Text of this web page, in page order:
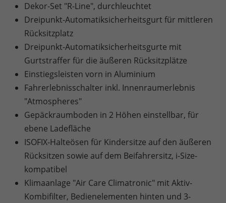
Dekor-Set "R-Line", durchleuchtet
Dreipunkt-Automatiksicherheitsgurt für mittleren
Rücksitzplatz
Dreipunkt-Automatiksicherheitsgurte mit
Gurtstraffer für die äußeren Rücksitzplätze
Einstiegsleisten vorn in Aluminium
Fahrerlebnisschalter inkl. Innenraumerlebnis
"Atmospheres"
Gepäckraumboden in 2 Höhen einstellbar, für
ebene Ladefläche
ISOFIX-Halteösen für Kindersitze auf den äußeren
Rücksitzen sowie auf dem Beifahrersitz, i-Size-
kompatibel
Klimaanlage "Air Care Climatronic" mit Aktiv-
Kombifilter, Bedienelementen hinten und 3-